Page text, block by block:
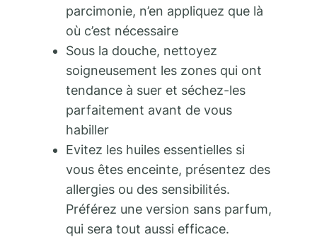
parcimonie, n’en appliquez que là
où c’est nécessaire
Sous la douche, nettoyez
soigneusement les zones qui ont
tendance à suer et séchez-les
parfaitement avant de vous
habiller
Evitez les huiles essentielles si
vous êtes enceinte, présentez des
allergies ou des sensibilités.
Préférez une version sans parfum,
qui sera tout aussi efficace.